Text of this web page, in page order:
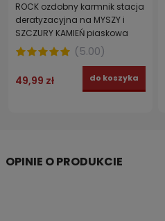
ROCK ozdobny karmnik stacja
deratyzacyjna na MYSZY i
SZCZURY KAMIEŃ piaskowa
(5.00)
49,99 zł do koszyka